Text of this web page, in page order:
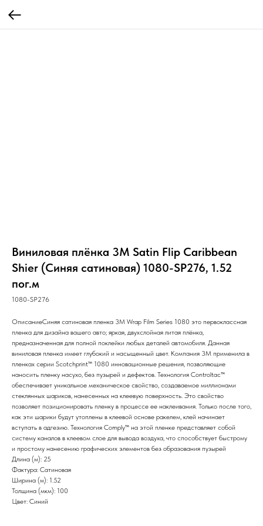
Виниловая плёнка 3M Satin Flip Caribbean
Shier (Синяя сатиновая) 1080-SР276, 1.52
пог.м
1080-SР276
ОписаниеСиняя сатиновая пленка 3M Wrap Film Series 1080 это первоклассная
пленка для дизайна вашего авто; яркая, двухслойная литая плёнка,
предназначенная для полной поклейки любых деталей автомобиля. Данная
виниловая пленка имеет глубокий и насыщенный цвет. Компания 3М применила в
пленках серии Scotchprint™ 1080 инновационные решения, позволяющие
наносить пленку насухо, без пузырей и дефектов. Технология Controltac™
обеспечивает уникальное механическое свойство, создаваемое миллионами
стеклянных шариков, нанесенных на клеевую поверхность. Это свойство
позволяет позиционировать пленку в процессе ее наклеивания. Только после того,
как эти шарики будут утоплены в клеевой основе ракелем, клей начинает
вступать в адгезию. Технология Comply™ на этой пленке представляет собой
систему каналов в клеевом слое для вывода воздуха, что способствует быстрому
и простому нанесению графических элементов без образования пузырей
Длина (м): 25
Фактура: Сатиновая
Ширина (м): 1.52
Толщина (мкм): 100
Цвет: Синий